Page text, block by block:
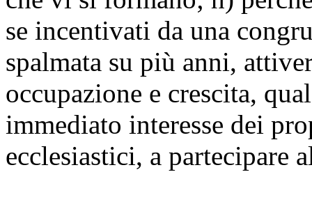
se incentivati da una
spalmata su più anni,
occupazione e crescita,
immediato interesse dei
ecclesiastici, a partecipare